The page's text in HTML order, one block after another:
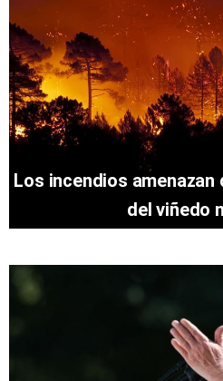
Los incendios
del viñedo